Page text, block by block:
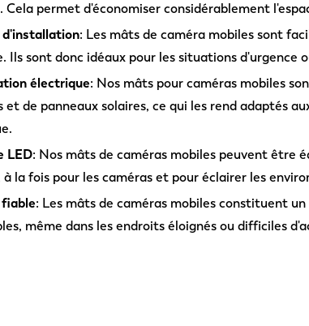
Cela permet d'économiser considérablement
d'installation: Les mâts de caméra mobiles sont
Ils sont donc idéaux pour les situations d'urgence
électrique: Nos mâts pour caméras mobiles
et de panneaux solaires, ce qui les rend adaptés
LED: Nos mâts de caméras mobiles peuvent être
la fois pour les caméras et pour éclairer les
: Les mâts de caméras mobiles constituent
même dans les endroits éloignés ou difficiles